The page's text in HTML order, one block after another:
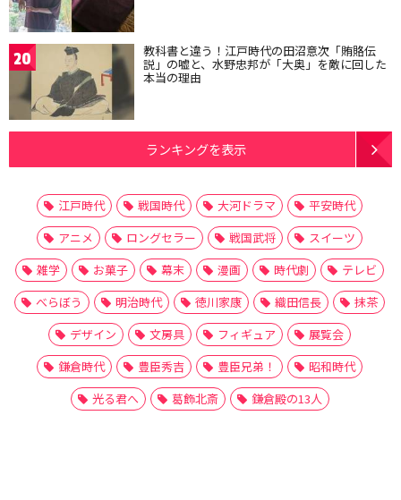
20 教科書と違う！江戸時代の田沼意次「賄賂伝
説」の嘘と、水野忠邦が「大奥」を敵に回した
本当の理由
ランキングを表示
江戸時代 戦国時代 大河ドラマ
平安時代
アニメ
ロングセラー 戦国武将
スイーツ
雑学
お菓子 幕末 漫画 時代劇
テレビ
べらぼう
明治時代 徳川家康 織田信長
抹茶
デザイン
文房具 フィギュア
展覧会
鎌倉時代
豊臣秀吉 豊臣兄弟！
昭和時代
光る君へ
葛飾北斎 鎌倉殿の13人